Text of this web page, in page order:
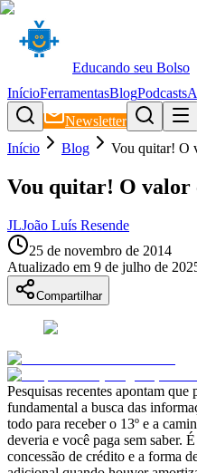
Educando seu Bolso
InícioFerramentasBlogPodcasts
Newsletter
Início
Blog Vou quitar! O
Vou quitar! O valor
JLJoão Luís Resende
25 de novembro de 2014
Atualizado em 9 de julho de
Compartilhar
Pesquisas recentes apontam
fundamental a busca das
todo para receber o 13º e a
deveria e você paga sem saber.
concessão de crédito e a forma